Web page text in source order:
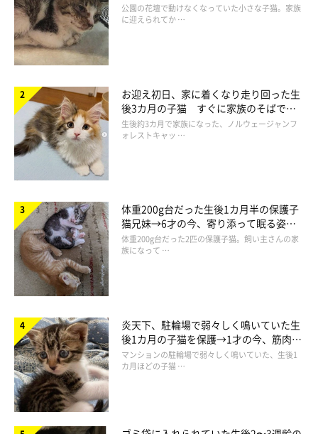
2021年4月末に生まれたおこめちゃん、おはぎくん、おもちくん。野良の母
猫が産んだコたちで、すぐに保護団体の方によって保護されたのだそう。
飼い主さん：
「『子猫たちの里親を探している』というお話でしたが、くろち
ゃんが亡くなってあまりに日が浅かったことと、家族の気持ちが
まだ整理できていなかったこともあり、少し迷いはありました。
くろちゃんに対して申し訳ない気持ちと、くろちゃんの穴を埋め
るようで3匹にとっても失礼な気がして… 。ただ、くろちゃんの
いない家があまりにも寂しく、保護団体の方も
けでもいいから』と言ってくれたので、3匹に会ってみることに
したんです」
と“姉妹”のような関係に
公園の花壇で動けなくなっていた小さな子猫。家族
に迎えられてか …
お迎え初日、家に着くなり走り回った生
後3カ月の子猫 すぐに家族のそばで落
ち着く姿に「迎えてよかった」
生後約3カ月で家族になった、ノルウェージャンフ
ォレストキャッ …
体重200g台だった生後1カ月半の保護子
猫兄妹→6才の今、寄り添って眠る姿に
ほっこり！
体重200g台だった2匹の保護子猫。飼い主さんの家
族になって …
炎天下、駐輪場で弱々しく鳴いていた生
後1カ月の子猫を保護→1才の今、筋肉質
でツンデレなコに成長
マンションの駐輪場で弱々しく鳴いていた、生後1
カ月ほどの子猫 …